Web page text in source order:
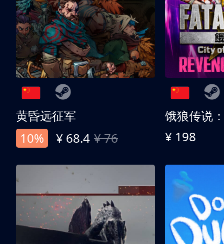
黄昏远征军
10%
¥ 68.4 ¥ 76 ¥ 198